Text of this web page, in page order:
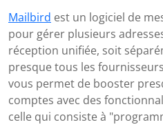
Mailbird est un logiciel de
pour gérer plusieurs
réception unifiée, soit
presque tous les
vous permet de booster
comptes avec des
celle qui consiste à